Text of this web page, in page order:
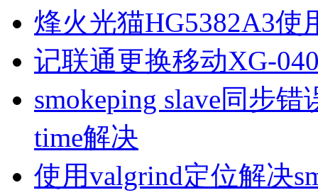
烽火光猫HG5382A3使
记联通更换移动XG-
smokeping slave同步错
time解决
使用valgrind定位解决